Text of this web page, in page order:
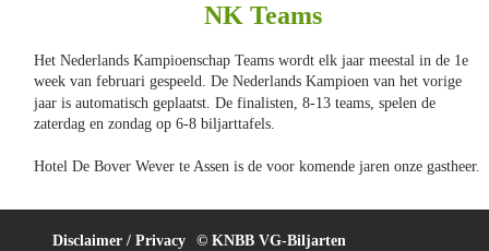
NK Teams
Het Nederlands Kampioenschap Teams wordt elk jaar meestal in de 1e
week van februari gespeeld. De Nederlands Kampioen van het vorige
jaar is automatisch geplaatst. De finalisten, 8-13 teams, spelen de
zaterdag en zondag op 6-8 biljarttafels.
Hotel De Bover Wever te Assen is de voor komende jaren onze gastheer.
© KNBB VG-Biljarten
Disclaimer / Privacy